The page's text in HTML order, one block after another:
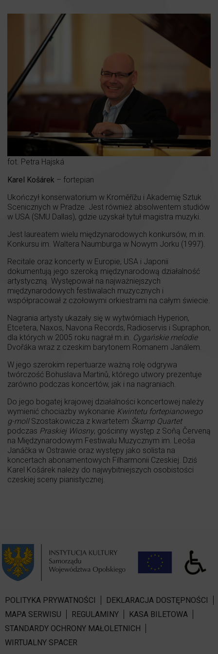
fot. Petra Hajská
Karel Košárek – fortepian
Ukończył konserwatorium w Kroměřížu i Akademię Sztuk
Scenicznych w Pradze. Jest również absolwentem studiów
w USA (SMU Dallas), gdzie uzyskał tytuł magistra muzyki.
Jest laureatem wielu międzynarodowych konkursów, m.in.
Konkursu im. Waltera Naumburga w Nowym Jorku (1997).
Recitale oraz koncerty w Europie, USA i Japonii
dokumentują jego szeroką międzynarodową działalność
artystyczną. Występował na najważniejszych
międzynarodowych festiwalach muzycznych i
współpracował z czołowymi orkiestrami na całym świecie.
Nagrania artysty ukazały się w wytwórniach Hyperion,
Etcetera, Naxos, Navona Records, Radioservis i Supraphon,
dla których w 2005 roku nagrał m.in. Cygańskie melodie
Dvořáka wraz z czeskim barytonem Romanem Janálem.
W jego szerokim repertuarze ważną rolę odgrywa
twórczość Bohuslava Martinů, którego utwory prezentuje
zarówno podczas koncertów, jak i na nagraniach.
Do jego bogatej krajowej działalności koncertowej należy
wymienić chociażby wykonanie Kwintetu fortepianowego
g-mollSzostakowicza z kwartetem Škamp Quartet
podczas Praskiej Wiosny, gościnny występ z Soňą Červeną
na Międzynarodowym Festiwalu Muzycznym im. Leoša
Janáčka w Ostrawie oraz występy jako solista na
koncertach abonamentowych Filharmonii Czeskiej. Dziś
Karel Košárek należy do najwybitniejszych osobistości
czeskiej sceny pianistycznej.
POLITYKA PRYWATNOŚCI
DEKLARACJA DOSTĘPNOŚCI
MAPA SERWISU
REGULAMINY
KASA BILETOWA
STANDARDY OCHRONY MAŁOLETNICH
WIRTUALNY SPACER